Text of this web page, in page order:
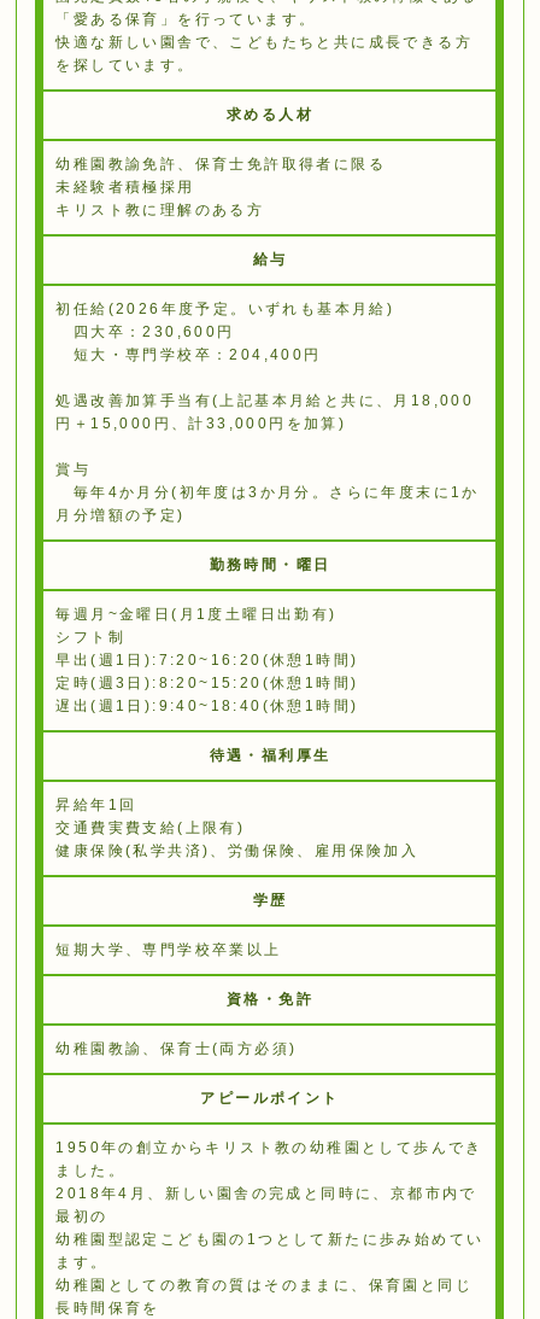
「愛ある保育」を⾏っています。
快適な新しい園舎で、こどもたちと共に成⻑できる⽅
を探しています。
求める人材
幼稚園教諭免許、保育⼠免許取得者に限る
未経験者積極採⽤
キリスト教に理解のある⽅
給与
初任給(2026年度予定。いずれも基本月給)
四大卒：230,600円
短大・専門学校卒：204,400円
処遇改善加算手当有(上記基本月給と共に、月18,000
円＋15,000円、計33,000円を加算)
賞与
毎年4か⽉分(初年度は3か月分。さらに年度末に1か
月分増額の予定)
勤務時間・曜日
毎週⽉~⾦曜⽇(⽉1度⼟曜⽇出勤有)
シフト制
早出(週1⽇):7:20~16:20(休憩1時間)
定時(週3⽇):8:20~15:20(休憩1時間)
遅出(週1⽇):9:40~18:40(休憩1時間)
待遇・福利厚生
昇給年1回
交通費実費⽀給(上限有)
健康保険(私学共済)、労働保険、雇用保険加入
学歴
短期⼤学、専門学校卒業以上
資格・免許
幼稚園教諭、保育⼠(両方必須)
アピールポイント
1950年の創⽴からキリスト教の幼稚園として歩んでき
ました。
2018年4⽉、新しい園舎の完成と同時に、京都市内で
最初の
幼稚園型認定こども園の1つとして新たに歩み始めてい
ます。
幼稚園としての教育の質はそのままに、保育園と同じ
⻑時間保育を